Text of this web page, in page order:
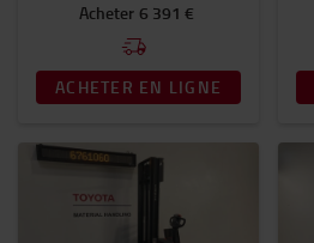
Acheter 6 391 €
ACHETER EN LIGNE